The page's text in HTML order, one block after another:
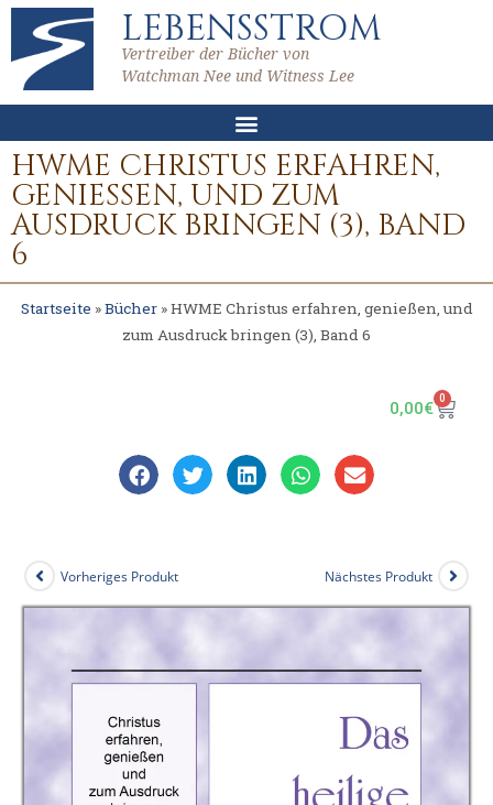
LEBENSSTROM
Vertreiber der Bücher von
Watchman Nee und Witness Lee
HWME CHRISTUS ERFAHREN,
GENIESSEN, UND ZUM A
USDRUCK BRINGEN (3), BAND 6
Startseite »Bücher»HWME Christus erfahren, genießen, und
zum Ausdruck bringen (3), Band 6
0,00€ 0
Vorheriges Produkt Nächstes Produkt